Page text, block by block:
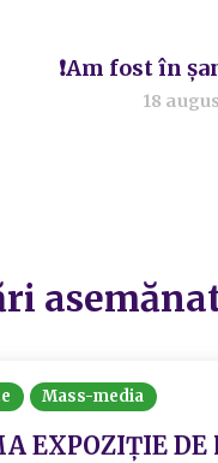
❗Am fost în
18
Mass-media
EXPOZIȚIE DE